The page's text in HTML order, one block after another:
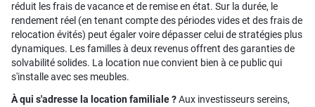
réduit les frais de vacance et de remise en état. Sur la durée, le
rendement réel (en tenant compte des périodes vides et des frais de
relocation évités) peut égaler voire dépasser celui de stratégies plus
dynamiques. Les familles à deux revenus offrent des garanties de
solvabilité solides. La location nue convient bien à ce public qui
s'installe avec ses meubles.
À qui s'adresse la location familiale ?Aux investisseurs sereins,